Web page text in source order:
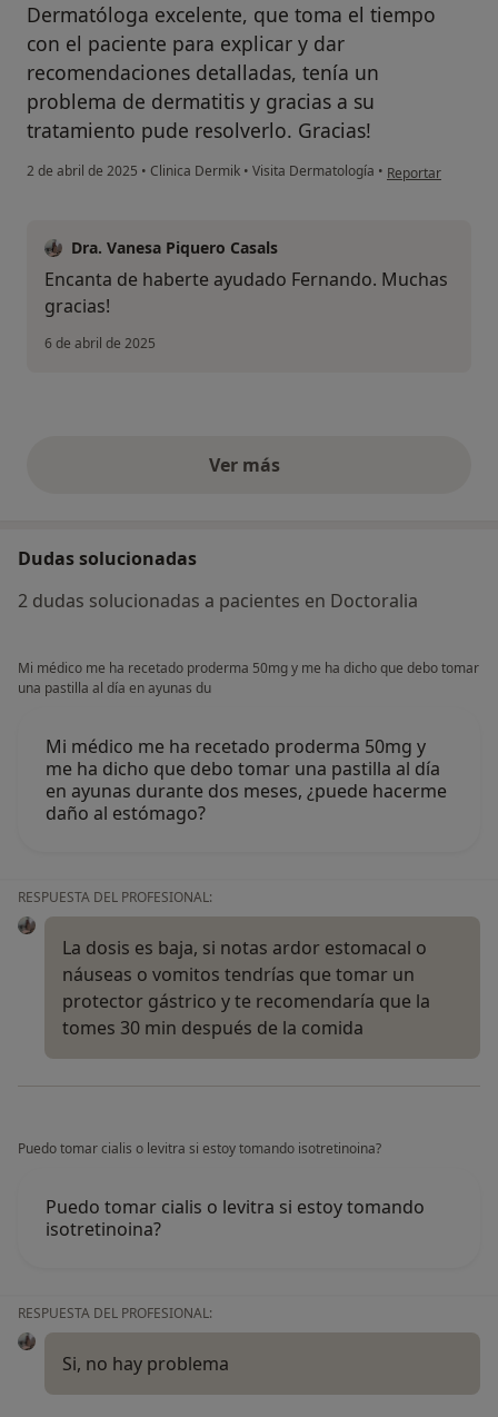
Dermatóloga excelente, que toma el tiempo
con el paciente para explicar y dar
recomendaciones detalladas, tenía un
problema de dermatitis y gracias a su
tratamiento pude resolverlo. Gracias!
2 de abril de 2025 • Clinica Dermik • Visita Dermatología • en opinión del
Reportar
Dra. Vanesa Piquero Casals
Encanta de haberte ayudado Fernando. Muchas
gracias!
6 de abril de 2025
Ver másopiniones anteriores
Dudas solucionadas
2 dudas solucionadas a pacientes en Doctoralia
Mi médico me ha recetado proderma 50mg y me ha dicho que debo tomar
una pastilla al día en ayunas du
Mi médico me ha recetado proderma 50mg y
me ha dicho que debo tomar una pastilla al día
en ayunas durante dos meses, ¿puede hacerme
daño al estómago?
RESPUESTA DEL PROFESIONAL:
La dosis es baja, si notas ardor estomacal o
náuseas o vomitos tendrías que tomar un
protector gástrico y te recomendaría que la
tomes 30 min después de la comida
Puedo tomar cialis o levitra si estoy tomando isotretinoina?
Puedo tomar cialis o levitra si estoy tomando
isotretinoina?
RESPUESTA DEL PROFESIONAL:
Si, no hay problema